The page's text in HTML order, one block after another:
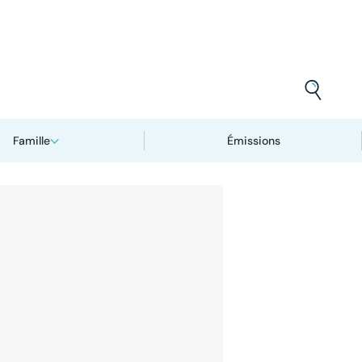
Famille Émissions